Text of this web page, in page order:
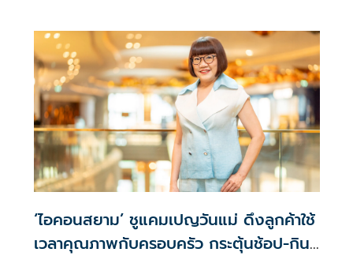
‘ไอคอนสยาม’ ชูแคมเปญวันแม่ ดึงลูกค้าใช้
เวลาคุณภาพกับครอบครัว กระตุ้นช้อป-กิน-